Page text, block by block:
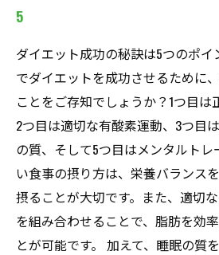
5
ダイエット成功の秘訣は5つのポ
でダイエットを成功させるために
ことをご存知でしょうか？1つ目は
2つ目は適切な有酸素運動、3つ目
の質、そして5つ目はメンタルトレ
い食事の摂り方は、栄養バランス
摂ることが大切です。また、適切
を組み合わせることで、脂肪を効
とが可能です。 加えて、睡眠の質